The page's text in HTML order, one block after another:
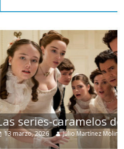
de Shondaland
Molina 0